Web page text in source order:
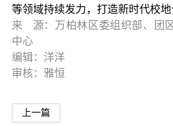
等领域持续发力，打造新时代校地
来 源：万柏林区委组织部、团
中心
编辑：洋洋
审核：雅恒
上一篇